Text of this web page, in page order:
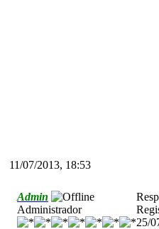
11/07/2013, 18:53
Admin
Administrador
25/